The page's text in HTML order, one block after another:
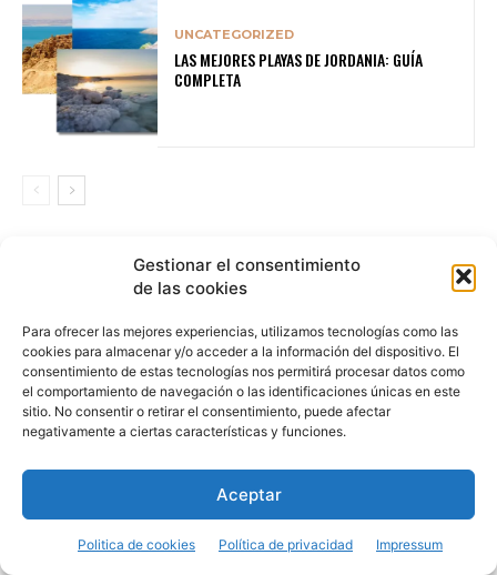
Gestionar el consentimiento
de las cookies
Para ofrecer las mejores experiencias, utilizamos tecnologías como las
cookies para almacenar y/o acceder a la información del dispositivo. El
consentimiento de estas tecnologías nos permitirá procesar datos como
el comportamiento de navegación o las identificaciones únicas en este
sitio. No consentir o retirar el consentimiento, puede afectar
negativamente a ciertas características y funciones.
Aceptar
Politica de cookies Política de privacidad Impressum
UNCATEGORIZED
LAS MEJORES PLAYAS DE JORDANIA: GUÍA
COMPLETA
Contenido [hide]
5 ciudades para explorar en tu viaje a California
(Estados Unidos)
Los Ángeles
San Francisco
San Diego
Santa Bárbara
Huntington State Beach